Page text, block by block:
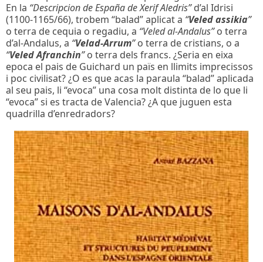
En la “Descripcion de España de Xerif Aledris”d’al Idrisi
(1100-1165/66), trobem “balad” aplicat a “Veled assikia”
o terra de cequia o regadiu, a “Veled al-Andalus”o terra
d’al-Andalus, a “Velad-Arrum”o terra de cristians, o a
“Veled Afranchin”o terra dels francs. ¿Seria en eixa
epoca el pais de Guichard un païs en llimits imprecissos
i poc civilisat? ¿O es que acas la paraula “balad” aplicada
al seu pais, li “evoca” una cosa molt distinta de lo que li
“evoca” si es tracta de Valencia? ¿A que juguen esta
quadrilla d’enredradors?